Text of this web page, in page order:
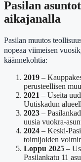
Pasilan
aikajanalla
Pasilan muutos
nopeaa viimeisen
käännekohtia:
2019 –
perusteellisen
2021 – Useita
Uutiskadun
2023 –
uusia vuokra-
2024 – Keski-
toimijoiden
Loppu 2025 –
Pasilankatu 11